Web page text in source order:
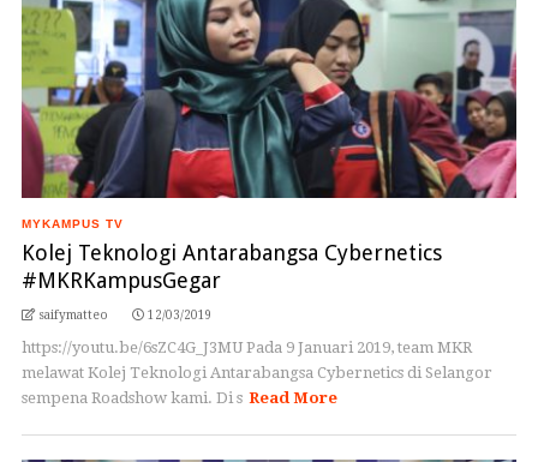
MYKAMPUS TV
Kolej Teknologi Antarabangsa Cybernetics
#MKRKampusGegar
saifymatteo 12/03/2019
https://youtu.be/6sZC4G_J3MU Pada 9 Januari 2019, team MKR
melawat Kolej Teknologi Antarabangsa Cybernetics di Selangor
sempena Roadshow kami. Di s Read More